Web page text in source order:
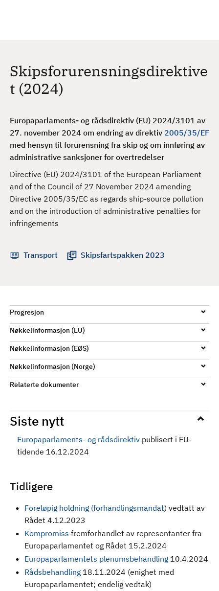
Skipsforurensningsdirektive
t (2024)
Europaparlaments- og rådsdirektiv (EU) 2024/3101 av
27. november 2024 om endring av direktiv 2005/35/EF
med hensyn til forurensning fra skip og om innføring av
administrative sanksjoner for overtredelser
Directive (EU) 2024/3101 of the European Parliament
and of the Council of 27 November 2024 amending
Directive 2005/35/EC as regards ship-source pollution
and on the introduction of administrative penalties for
infringements
Transport Skipsfartspakken 2023
Progresjon
Nøkkelinformasjon (EU)
Nøkkelinformasjon (EØS)
Nøkkelinformasjon (Norge)
Relaterte dokumenter
Siste nytt
Europaparlaments- og rådsdirektiv publisert i EU-
tidende 16.12.2024
Tidligere
Foreløpig holdning (forhandlingsmandat) vedtatt av
Rådet 4.12.2023
Kompromiss fremforhandlet av representanter fra
Europaparlamentet og Rådet 15.2.2024
Europaparlamentets plenumsbehandling 10.4.2024
Rådsbehandling 18.11.2024 (enighet med
Europaparlamentet; endelig vedtak)